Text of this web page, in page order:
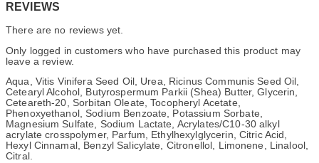
REVIEWS
There are no reviews yet.
Only logged in customers who have purchased this product may
leave a review.
Aqua, Vitis Vinifera Seed Oil, Urea, Ricinus Communis Seed Oil,
Cetearyl Alcohol, Butyrospermum Parkii (Shea) Butter, Glycerin,
Ceteareth-20, Sorbitan Oleate, Tocopheryl Acetate,
Phenoxyethanol, Sodium Benzoate, Potassium Sorbate,
Magnesium Sulfate, Sodium Lactate, Acrylates/C10-30 alkyl
acrylate crosspolymer, Parfum, Ethylhexylglycerin, Citric Acid,
Hexyl Cinnamal, Benzyl Salicylate, Citronellol, Limonene, Linalool,
Citral.